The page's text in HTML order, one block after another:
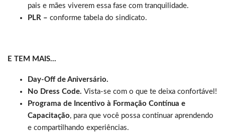
pais e mães viverem essa fase com tranquilidade.
PLR – conforme tabela do sindicato.
E TEM MAIS…
Day-Off de Aniversário.
No Dress Code. Vista-se com o que te deixa confortável!
Programa de Incentivo à Formação Contínua e
Capacitação, para que você possa continuar aprendendo
e compartilhando experiências.